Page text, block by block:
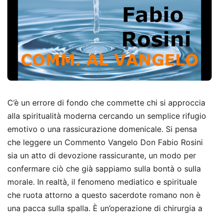
C’è un errore di fondo che commette chi si approccia
alla spiritualità moderna cercando un semplice rifugio
emotivo o una rassicurazione domenicale. Si pensa
che leggere un Commento Vangelo Don Fabio Rosini
sia un atto di devozione rassicurante, un modo per
confermare ciò che già sappiamo sulla bontà o sulla
morale. In realtà, il fenomeno mediatico e spirituale
che ruota attorno a questo sacerdote romano non è
una pacca sulla spalla. È un’operazione di chirurgia a